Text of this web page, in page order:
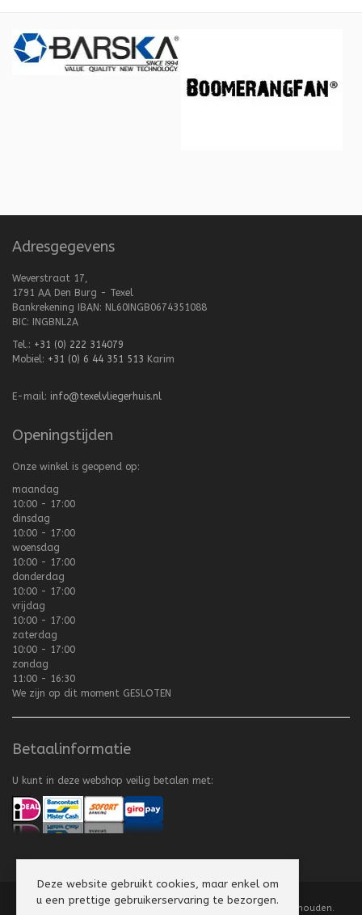
Adresgegevens
Weverstraat 17,
1791 AA Den Burg - Texel
Bankrekening IBAN: NL60INGB0674351088
BIC: INGBNL2A
Tel.: +31 (0) 222 314079
Mobiel: +31 (0) 6 44 351 513 Karim
E-mail: info@texelvliegerhuis.nl
Openingstijden
Onze winkel is geopend op:
maandag
10:00 - 17:00
dinsdag
10:00 - 17:00
woensdag
10:00 - 17:00
donderdag
10:00 - 17:00
vrijdag
10:00 - 17:00
zaterdag
10:00 - 17:00
zondag
11:00 - 16:30
We zijn op dit moment GESLOTEN
Betaalinformatie
U kunt in deze webshop veilig betalen met:
Copyright 2008-2026 Texel Vliegerhuis. Alle rechten voorbehouden.
Deze website gebruikt cookies, maar enkel om
u een prettige gebruikerservaring te bezorgen.